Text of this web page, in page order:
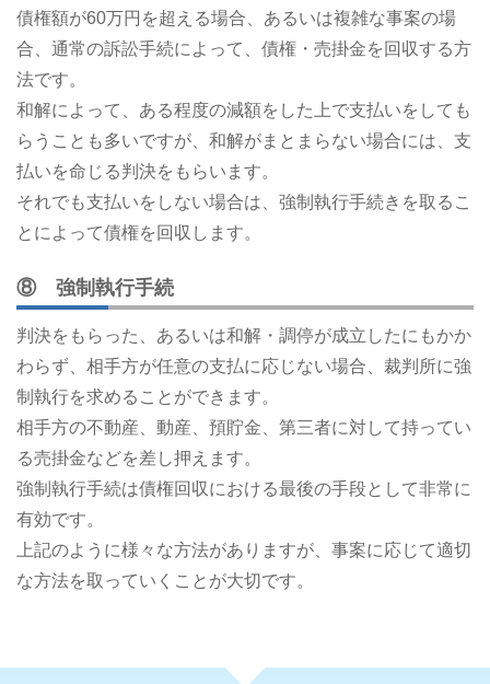
債権額が60万円を超える場合、あるいは複雑な事案の場
合、通常の訴訟手続によって、債権・売掛金を回収する方
法です。
和解によって、ある程度の減額をした上で支払いをしても
らうことも多いですが、和解がまとまらない場合には、支
払いを命じる判決をもらいます。
それでも支払いをしない場合は、強制執行手続きを取るこ
とによって債権を回収します。
⑧ 強制執行手続
判決をもらった、あるいは和解・調停が成立したにもかか
わらず、相手方が任意の支払に応じない場合、裁判所に強
制執行を求めることができます。
相手方の不動産、動産、預貯金、第三者に対して持ってい
る売掛金などを差し押えます。
強制執行手続は債権回収における最後の手段として非常に
有効です。
上記のように様々な方法がありますが、事案に応じて適切
な方法を取っていくことが大切です。